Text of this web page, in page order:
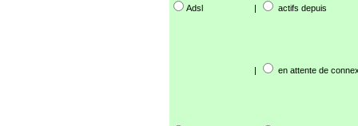
Adsl | actifs depuis
| en attente de